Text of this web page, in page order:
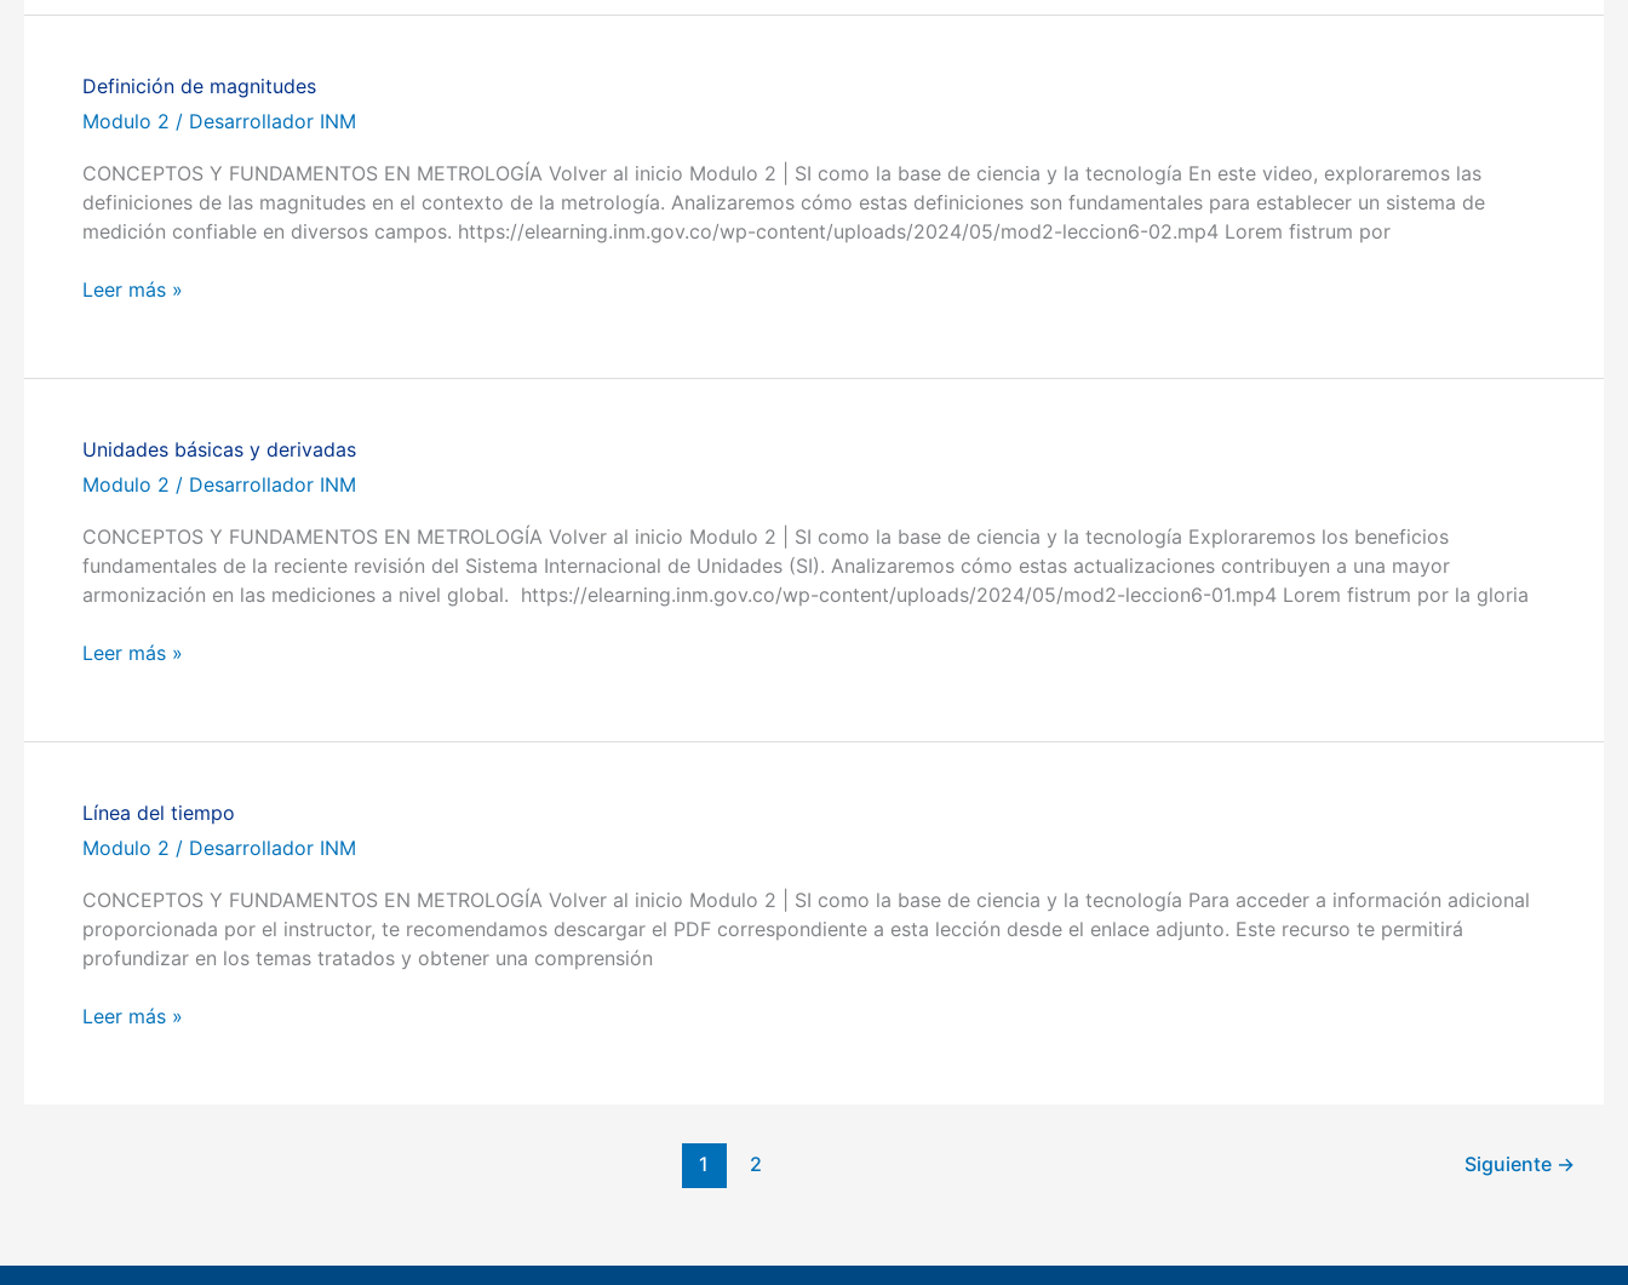
Definición de magnitudes
Modulo 2 / Desarrollador INM
CONCEPTOS Y FUNDAMENTOS EN METROLOGÍA Volver al inicio Modulo 2 | SI como la base de ciencia y la tecnología En este video, exploraremos las
definiciones de las magnitudes en el contexto de la metrología. Analizaremos cómo estas definiciones son fundamentales para establecer un sistema de
medición confiable en diversos campos. https://elearning.inm.gov.co/wp-content/uploads/2024/05/mod2-leccion6-02.mp4 Lorem fistrum por
Definición
de
Leer más »
Unidades básicas y derivadas
Modulo 2 / Desarrollador INM
CONCEPTOS Y FUNDAMENTOS EN METROLOGÍA Volver al inicio Modulo 2 | SI como la base de ciencia y la tecnología Exploraremos los beneficios
fundamentales de la reciente revisión del Sistema Internacional de Unidades (SI). Analizaremos cómo estas actualizaciones contribuyen a una mayor
armonización en las mediciones a nivel global. https://elearning.inm.gov.co/wp-content/uploads/2024/05/mod2-leccion6-01.mp4 Lorem fistrum por la gloria
Unidades
básicas
derivadas
Leer más »
Línea del tiempo
Modulo 2 / Desarrollador INM
CONCEPTOS Y FUNDAMENTOS EN METROLOGÍA Volver al inicio Modulo 2 | SI como la base de ciencia y la tecnología Para acceder a información adicional
proporcionada por el instructor, te recomendamos descargar el PDF correspondiente a esta lección desde el enlace adjunto. Este recurso te permitirá
profundizar en los temas tratados y obtener una comprensión
Línea
del
Leer más »
1 2 Siguiente →